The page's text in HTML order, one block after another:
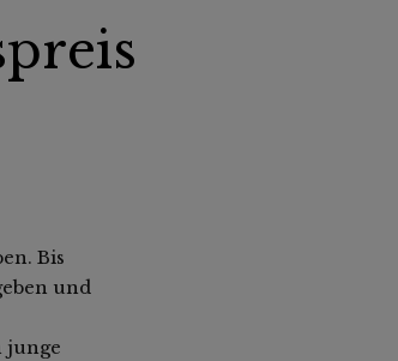
Bis
und
junge